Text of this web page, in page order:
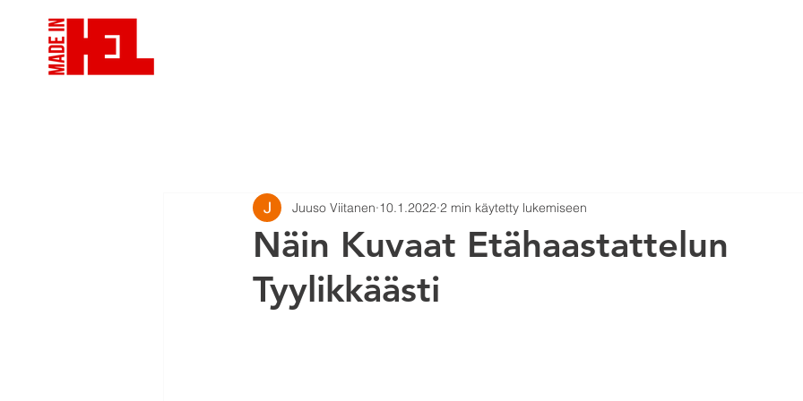
Näin Kuvaat Etähaastattelun
Tyylikkäästi
Juuso Viitanen 10.1.2022 2 min käytetty lukemiseen